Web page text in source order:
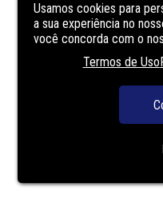
Usamos cookies para
a sua experiência no
você concorda com o
Termos de Uso